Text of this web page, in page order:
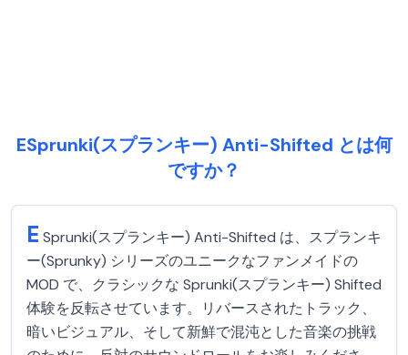
ESprunki(スプランキー) Anti-Shifted とは何
ですか？
E Sprunki(スプランキー) Anti-Shifted は、スプランキ
ー(Sprunky) シリーズのユニークなファンメイドの
MOD で、クラシックな Sprunki(スプランキー) Shifted
体験を反転させています。リバースされたトラック、
暗いビジュアル、そして新鮮で混沌とした音楽の挑戦